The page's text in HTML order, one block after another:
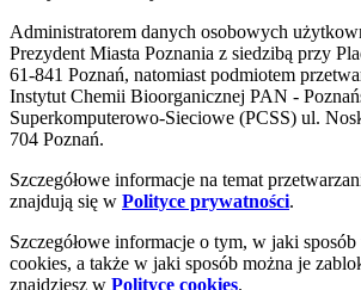
Administratorem danych osobowych
Prezydent Miasta Poznania z siedzibą przy
61-841 Poznań, natomiast podmiotem
Instytut Chemii Bioorganicznej PAN -
Superkomputerowo-Sieciowe (PCSS) ul.
704 Poznań.
Szczegółowe informacje na temat
znajdują się w Polityce prywatności.
Szczegółowe informacje o tym, w jaki
cookies, a także w jaki sposób można je
znajdziesz w Polityce cookies.